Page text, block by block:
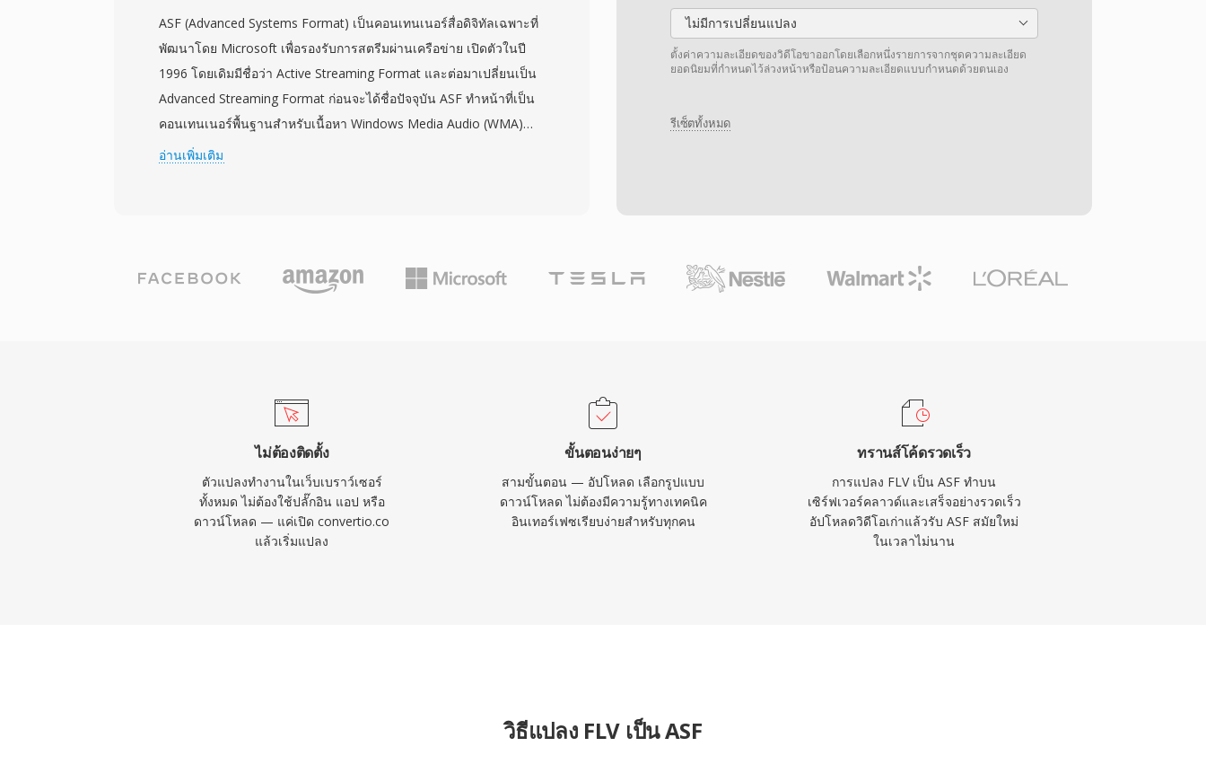
ไม่มีการเปลี่ยนแปลง
ตั้งค่าความละเอียดของวิดีโอขาออกโดยเลือกหนึ่งรายการจากชุดความละเอียด
ยอดนิยมที่กำหนดไว้ล่วงหน้าหรือป้อนความละเอียดแบบกำหนดด้วยตนเอง
รีเซ็ตทั้งหมด
รวดเร็วและดาวน์โหลดแบบ progressive ได้อย่างมีประสิทธิภาพ
สามารถใช้ฟีเจอร์โต้ตอบ เช่น การนำทางบท และเหตุการณ์แบบกำหนด
เวลาได้ FLV เปลี่ยนวิดีโอออนไลน์จากประสบการณ์เฉพาะกลุ่มที่ไม่น่า
เชื่อถือให้กลายเป็นสื่อกระแสหลัก เปลี่ยนโฉมความบันเทิง การศึกษา
และการสื่อสารบนอินเทอร์เน็ตอย่างถอนรากถอนโคน แม้ว่าวิดีโอ
ASF (Advanced Systems Format) เป็นคอนเทนเนอร์สื่อดิจิทัลเฉพาะที่
พัฒนาโดย Microsoft เพื่อรองรับการสตรีมผ่านเครือข่าย เปิดตัวในปี
1996 โดยเดิมมีชื่อว่า Active Streaming Format และต่อมาเปลี่ยนเป็น
Advanced Streaming Format ก่อนจะได้ชื่อปัจจุบัน ASF ทำหน้าที่เป็น
คอนเทนเนอร์พื้นฐานสำหรับเนื้อหา Windows Media Audio (WMA)
และ Windows Media Video (WMV) แม้จะสามารถรองรับข้อมูลจากตัว
ไฟล์ทั้งหมด ไฟล์ ASF ประกอบด้วย header object ที่มีเมตาดาต้า, data
object ที่เก็บเนื้อหาสื่อจริง และ index object ที่เป็นทางเลือกเพื่อเข้าถึง
คอนเทนเนอร์จัดการสตรีมหลายสตรีมที่ซิงโครไนซ์กัน รวมถึงวิดีโอ
เสียง คำสั่งสคริปต์ และตัวบ่งชี้เมตาดาต้า แม้ว่า ASF จะถูกแทนที่ด้วย
คอนเทนเนอร์ที่ทันสมัยกว่าในหลายกรณีการใช้งาน แต่ยังคงมีความ
เกี่ยวข้องในระบบนิเวศสื่อ Windows รุ่นเก่าและสภาพแวดล้อมองค์กรที่
พึ่งพาโครงสร้างพื้นฐาน Windows Media Services
อ่านเพิ่มเติม
ไม่ต้องติดตั้ง
ตัวแปลงทำงานในเว็บเบราว์เซอร์
ทั้งหมด ไม่ต้องใช้ปลั๊กอิน แอป หรือ
ดาวน์โหลด — แค่เปิด convertio.co
แล้วเริ่มแปลง
ขั้นตอนง่ายๆ
สามขั้นตอน — อัปโหลด เลือกรูปแบบ
ดาวน์โหลด ไม่ต้องมีความรู้ทางเทคนิค
อินเทอร์เฟซเรียบง่ายสำหรับทุกคน
ทรานส์โค้ดรวดเร็ว
การแปลง FLV เป็น ASF ทำบน
เซิร์ฟเวอร์คลาวด์และเสร็จอย่างรวดเร็ว
อัปโหลดวิดีโอเก่าแล้วรับ ASF สมัยใหม่
ในเวลาไม่นาน
วิธีแปลง FLV เป็น ASF